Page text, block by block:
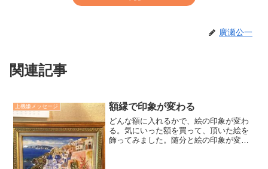
廣瀬公一
関連記事
上機嫌メッセージ 額縁で印象が変わる
どんな額に入れるかで、絵の印象が変わ
る。気にいった額を買って、頂いた絵を
飾ってみました。随分と絵の印象が変わ